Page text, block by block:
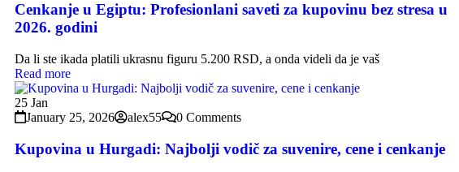
Cenkanje u Egiptu: Profesionlani saveti za kupovinu bez stresa u
2026. godini
Da li ste ikada platili ukrasnu figuru 5.200 RSD, a onda videli da je vaš
Read more
25 Jan
January 25, 2026
alex55 0 Comments
Kupovina u Hurgadi: Najbolji vodič za suvenire, cene i cenkanje